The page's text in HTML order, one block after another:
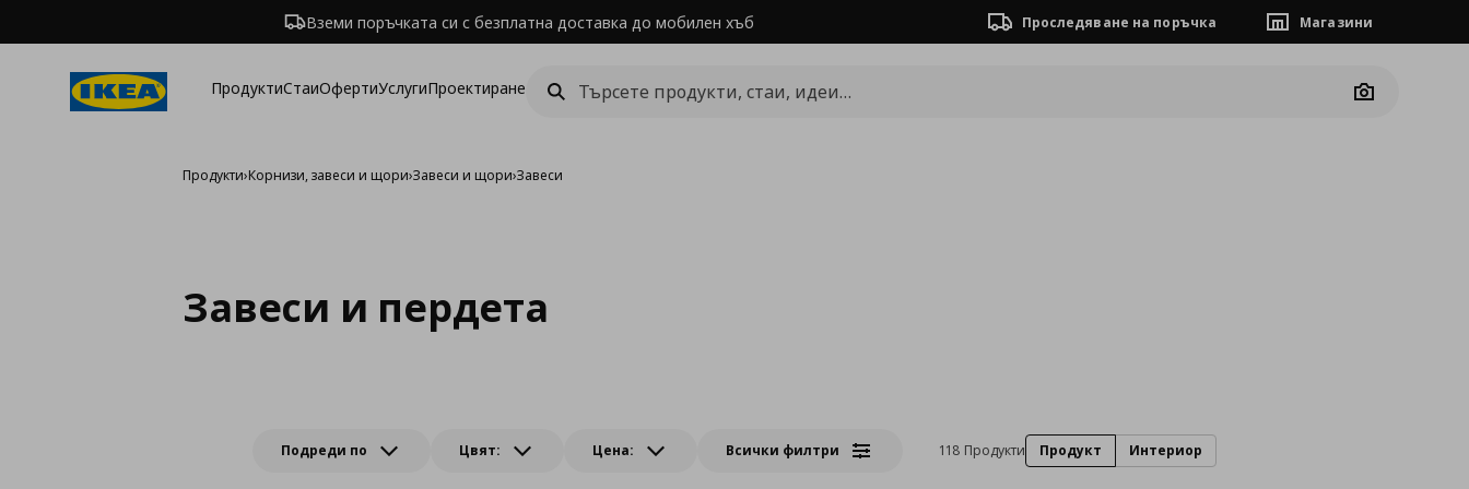
Вземи поръчката си с безплатна доставка до мобилен хъб Проследяване на поръчка Магазини
ПродуктиСтаиОфертиУслугиПроектиране
Camera
Продукти›Корнизи, завеси и щори›Завеси и щори›Завеси
Завеси и пердета
Подреди по Цвят: Цена: Всички филтри 118 Продукти Продукт Интериор